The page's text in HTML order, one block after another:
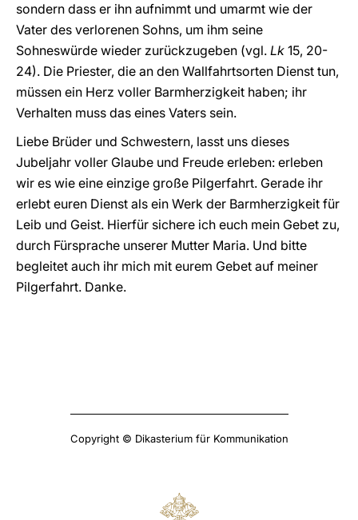
sondern dass er ihn aufnimmt und umarmt wie der
Vater des verlorenen Sohns, um ihm seine
Sohneswürde wieder zurückzugeben (vgl. Lk 15, 20-
24). Die Priester, die an den Wallfahrtsorten Dienst tun,
müssen ein Herz voller Barmherzigkeit haben; ihr
Verhalten muss das eines Vaters sein.
Liebe Brüder und Schwestern, lasst uns dieses
Jubeljahr voller Glaube und Freude erleben: erleben
wir es wie eine einzige große Pilgerfahrt. Gerade ihr
erlebt euren Dienst als ein Werk der Barmherzigkeit für
Leib und Geist. Hierfür sichere ich euch mein Gebet zu,
durch Fürsprache unserer Mutter Maria. Und bitte
begleitet auch ihr mich mit eurem Gebet auf meiner
Pilgerfahrt. Danke.
Copyright © Dikasterium für Kommunikation